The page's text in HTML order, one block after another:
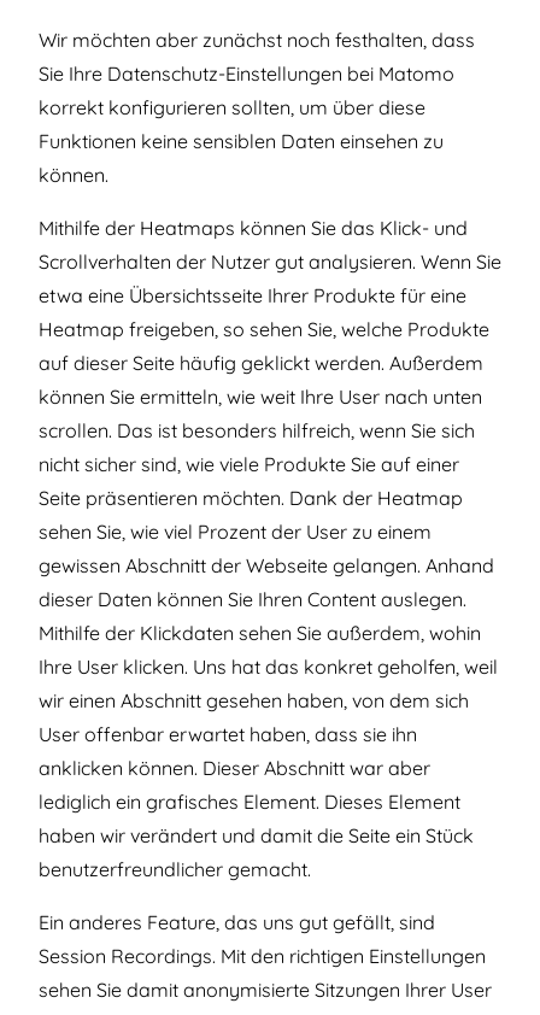
Wir möchten aber zunächst noch festhalten, dass
Sie Ihre Datenschutz-Einstellungen bei Matomo
korrekt konfigurieren sollten, um über diese
Funktionen keine sensiblen Daten einsehen zu
können.
Mithilfe der Heatmaps können Sie das Klick- und
Scrollverhalten der Nutzer gut analysieren. Wenn Sie
etwa eine Übersichtsseite Ihrer Produkte für eine
Heatmap freigeben, so sehen Sie, welche Produkte
auf dieser Seite häufig geklickt werden. Außerdem
können Sie ermitteln, wie weit Ihre User nach unten
scrollen. Das ist besonders hilfreich, wenn Sie sich
nicht sicher sind, wie viele Produkte Sie auf einer
Seite präsentieren möchten. Dank der Heatmap
sehen Sie, wie viel Prozent der User zu einem
gewissen Abschnitt der Webseite gelangen. Anhand
dieser Daten können Sie Ihren Content auslegen.
Mithilfe der Klickdaten sehen Sie außerdem, wohin
Ihre User klicken. Uns hat das konkret geholfen, weil
wir einen Abschnitt gesehen haben, von dem sich
User offenbar erwartet haben, dass sie ihn
anklicken können. Dieser Abschnitt war aber
lediglich ein grafisches Element. Dieses Element
haben wir verändert und damit die Seite ein Stück
benutzerfreundlicher gemacht.
Ein anderes Feature, das uns gut gefällt, sind
Session Recordings. Mit den richtigen Einstellungen
sehen Sie damit anonymisierte Sitzungen Ihrer User